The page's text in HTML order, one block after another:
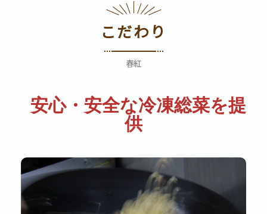
こだわり
春紅
安心・安全な冷凍総菜を提
供